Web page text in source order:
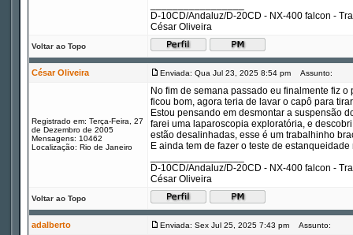
D-10CD/Andaluz/D-20CD - NX-400 falcon -
César Oliveira
Voltar ao Topo
César Oliveira Enviada: Qua Jul 23, 2025 8:54 pm Assunto:
Registrado em: Terça-Feira, 27
de Dezembro de 2005
Mensagens: 10462
Localização: Rio de Janeiro
No fim de semana passado eu finalmente fiz
ficou bom, agora teria de lavar o capô para
Estou pensando em desmontar a suspensão
farei uma laparoscopia exploratória, e
estão desalinhadas, esse é um trabalhinho
E ainda tem de fazer o teste de
D-10CD/Andaluz/D-20CD - NX-400 falcon -
César Oliveira
Voltar ao Topo
adalberto Enviada: Sex Jul 25, 2025 7:43 pm Assunto: